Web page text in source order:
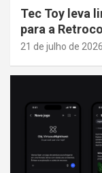
Tec Toy leva
para a
21 de julho de 2026